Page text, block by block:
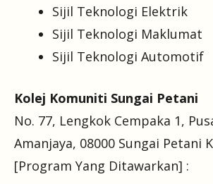
Sijil Teknologi Elektrik
Sijil Teknologi Maklumat
Sijil Teknologi Automotif
Kolej Komuniti Sungai Petani
No. 77, Lengkok Cempaka 1,
Amanjaya, 08000 Sungai Petani
[Program Yang Ditawarkan] :